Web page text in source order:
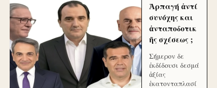
Ἁρπαγή ἀντί
συνόχης και
ἀνταποδοτικ
ῆς σχέσεως ;
Σήμερον δε
ἐκδίδουσι δεσμά
ἀξίας
ἑκατονταπλασί